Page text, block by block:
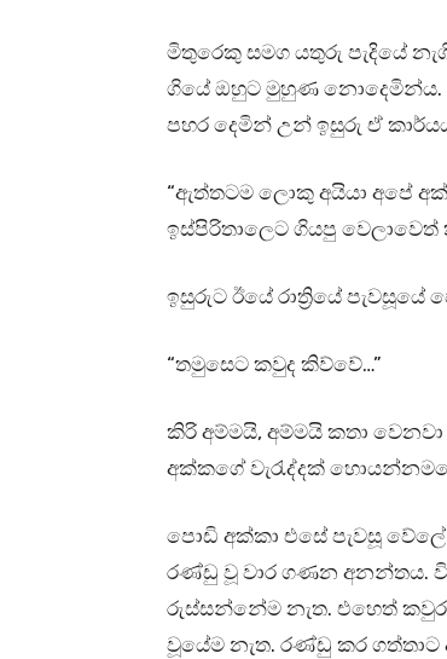
මිතුරෙකු සමග යතුරු පැදියේ
ගියේ ඔහුට මුහුණ නොදෙමින්ය.
පහර දෙමින් උන් ඉසුරු ඒ
“ඇත්තටම ලොකු අයියා අපේ
ඉස්පිරිතාලෙට ගියපු
ඉසුරුට ඊයේ රාත්‍රියේ පැවසූයේ
“තමුසෙට කවුද කිව්වේ…”
කිරි අම්මයි, අම්මයි කතා
අක්කගේ වැරැද්දක්
පොඩි අක්කා එසේ පැවසූ
රණ්ඩු වූ වාර ගණන අනන්තය.
රුස්සන්නේම නැත. එහෙත්
වූයේම නැත. රණ්ඩු කර